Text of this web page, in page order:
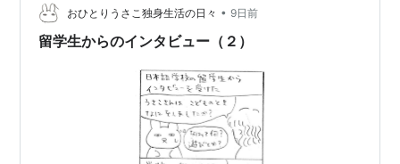
入りつつあります。 今の職場の夏季休暇は、 テキトーに
取得…
おひとりうさこ独身生活の日々 • 9日前
留学生からのインタビュー（２）